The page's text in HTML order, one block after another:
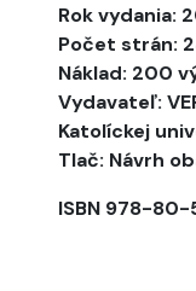
Rok vydania:
Počet strán:
Náklad: 200
Vydavateľ:
Katolíckej
Tlač: Návrh
ISBN 978-